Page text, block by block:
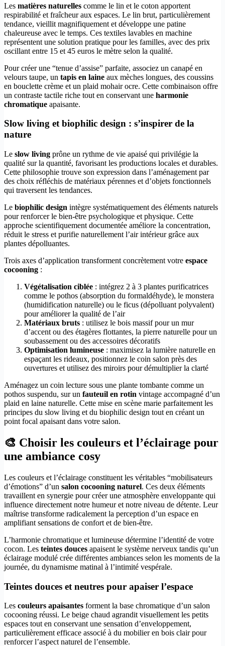
Les matières naturelles comme le lin et le coton apportent
respirabilité et fraîcheur aux espaces. Le lin brut, particulièrement
tendance, vieillit magnifiquement et développe une patine
chaleureuse avec le temps. Ces textiles lavables en machine
représentent une solution pratique pour les familles, avec des prix
oscillant entre 15 et 45 euros le mètre selon la qualité.
Pour créer une “tenue d’assise” parfaite, associez un canapé en
velours taupe, un tapis en laine aux mèches longues, des coussins
en bouclette crème et un plaid mohair ocre. Cette combinaison offre
un contraste tactile riche tout en conservant une harmonie
chromatique apaisante.
Slow living et biophilic design : s’inspirer de la
nature
Le slow living prône un rythme de vie apaisé qui privilégie la
qualité sur la quantité, favorisant les productions locales et durables.
Cette philosophie trouve son expression dans l’aménagement par
des choix réfléchis de matériaux pérennes et d’objets fonctionnels
qui traversent les tendances.
Le biophilic design intègre systématiquement des éléments naturels
pour renforcer le bien-être psychologique et physique. Cette
approche scientifiquement documentée améliore la concentration,
réduit le stress et purifie naturellement l’air intérieur grâce aux
plantes dépolluantes.
Trois axes d’application transforment concrètement votre espace
cocooning :
Végétalisation ciblée : intégrez 2 à 3 plantes purificatrices
comme le pothos (absorption du formaldéhyde), le monstera
(humidification naturelle) ou le ficus (dépolluant polyvalent)
pour améliorer la qualité de l’air
Matériaux bruts : utilisez le bois massif pour un mur
d’accent ou des étagères flottantes, la pierre naturelle pour un
soubassement ou des accessoires décoratifs
Optimisation lumineuse : maximisez la lumière naturelle en
espaçant les rideaux, positionnez le coin salon près des
ouvertures et utilisez des miroirs pour démultiplier la clarté
Aménagez un coin lecture sous une plante tombante comme un
pothos suspendu, sur un fauteuil en rotin vintage accompagné d’un
plaid en laine naturelle. Cette mise en scène marie parfaitement les
principes du slow living et du biophilic design tout en créant un
point focal apaisant dans votre salon.
🎨 Choisir les couleurs et l’éclairage pour
une ambiance cosy
Les couleurs et l’éclairage constituent les véritables “mobilisateurs
d’émotions” d’un salon cocooning naturel. Ces deux éléments
travaillent en synergie pour créer une atmosphère enveloppante qui
influence directement notre humeur et notre niveau de détente. Leur
maîtrise transforme radicalement la perception d’un espace en
amplifiant sensations de confort et de bien-être.
L’harmonie chromatique et lumineuse détermine l’identité de votre
cocon. Les teintes douces apaisent le système nerveux tandis qu’un
éclairage modulé crée différentes ambiances selon les moments de la
journée, du dynamisme matinal à l’intimité vespérale.
Teintes douces et neutres pour apaiser l’espace
Les couleurs apaisantes forment la base chromatique d’un salon
cocooning réussi. Le beige chaud agrandit visuellement les petits
espaces tout en conservant une sensation d’enveloppement,
particulièrement efficace associé à du mobilier en bois clair pour
renforcer l’aspect naturel de l’ensemble.